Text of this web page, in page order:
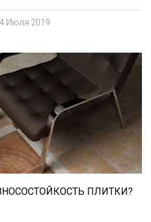
Июля 2019
плитки важно важны не
и размер, но и ее
Как же определить
плитки и
Сейчас расскажем.
ПЛИТКИ?